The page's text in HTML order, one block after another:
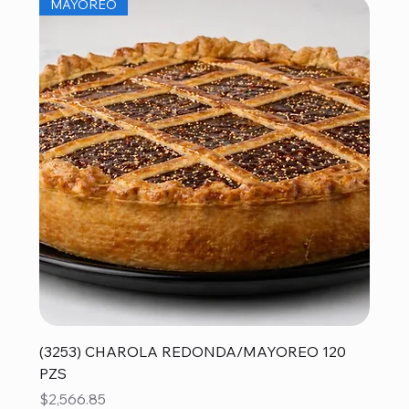
MAYOREO
(3253) CHAROLA REDONDA/MAYOREO 120
PZS
Precio
$2,566.85